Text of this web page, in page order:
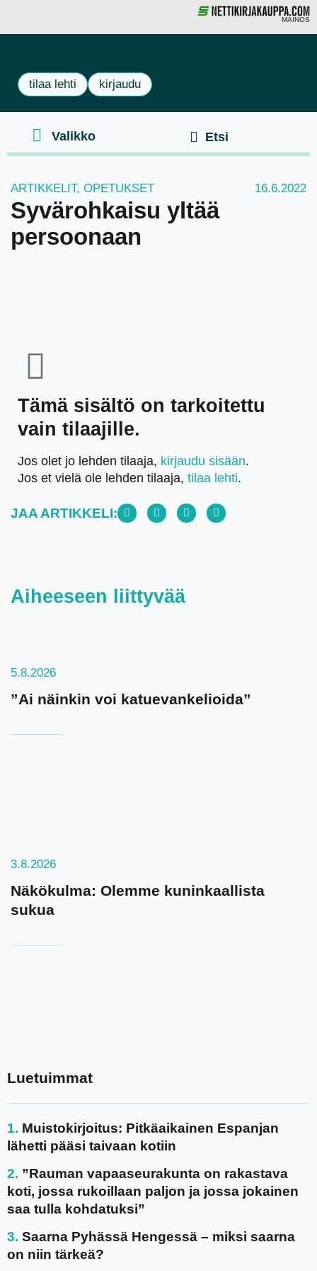
MAINOS
tilaa lehti kirjaudu
ARTIKKELIT, OPETUKSET 16.6.2022
Syvärohkaisu yltää
persoonaan
Tämä sisältö on tarkoitettu
vain tilaajille.
Jos olet jo lehden tilaaja, kirjaudu sisään.
Jos et vielä ole lehden tilaaja, tilaa lehti.
JAA ARTIKKELI:
Aiheeseen liittyvää
5.8.2026
”Ai näinkin voi katuevankelioida”
3.8.2026
Näkökulma: Olemme kuninkaallista
sukua
Luetuimmat
Muistokirjoitus: Pitkäaikainen Espanjan
lähetti pääsi taivaan kotiin
”Rauman vapaaseurakunta on rakastava
koti, jossa rukoillaan paljon ja jossa jokainen
saa tulla kohdatuksi”
Saarna Pyhässä Hengessä – miksi saarna
on niin tärkeä?